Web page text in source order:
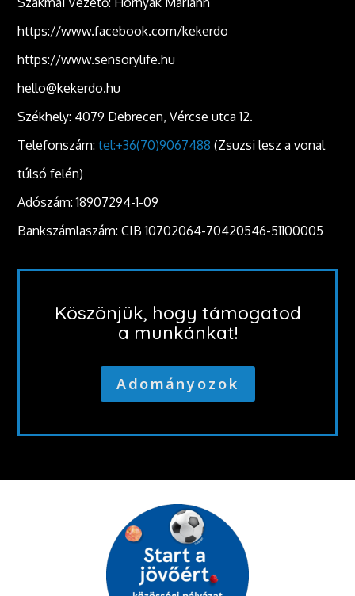
https://www.facebook.com/kekerdo
https://www.sensorylife.hu
hello@kekerdo.hu
Székhely: 4079 Debrecen, Vércse utca 12.
Telefonszám:tel:+36(70)9067488 (Zsuzsi lesz a vonal
túlsó felén)
Adószám: 18907294-1-09
Bankszámlaszám: CIB 10702064-70420546-51100005
Köszönjük, hogy támogatod
a munkánkat!
Adományozok